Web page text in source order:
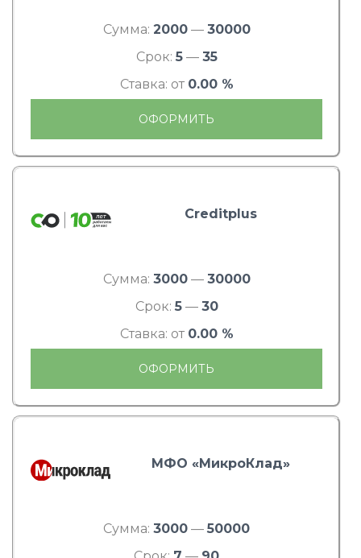
Сумма: 2000— 30000
Срок: 5— 35
Ставка: от 0.00 %
ОФОРМИТЬ
Creditplus
Сумма: 3000— 30000
Срок: 5— 30
Ставка: от 0.00 %
ОФОРМИТЬ
МФО «МикроКлад»
Сумма: 3000 — 50000